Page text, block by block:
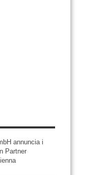
annuncia i
Partner